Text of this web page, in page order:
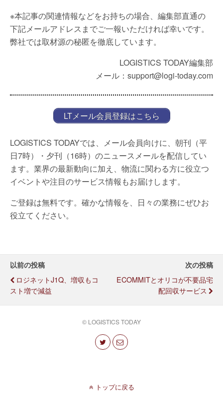
※本記事の関連情報などをお持ちの場合、編集部直通の
下記メールアドレスまでご一報いただければ幸いです。
弊社では取材源の秘匿を徹底しています。
LOGISTICS TODAY編集部
メール：support@logi-today.com
LTメール会員登録はこちら
LOGISTICS TODAYでは、メール会員向けに、朝刊（平
日7時）・夕刊（16時）のニュースメールを配信してい
ます。業界の最新動向に加え、物流に関わる方に役立つ
イベントや注目のサービス情報もお届けします。
ご登録は無料です。確かな情報を、日々の業務にぜひお
役立てください。
以前の投稿
ロジネットJ1Q、増収もコ
スト増で減益
次の投稿
ECOMMITとオリコが不要品宅
配回収サービス
© LOGISTICS TODAY
トップに戻る